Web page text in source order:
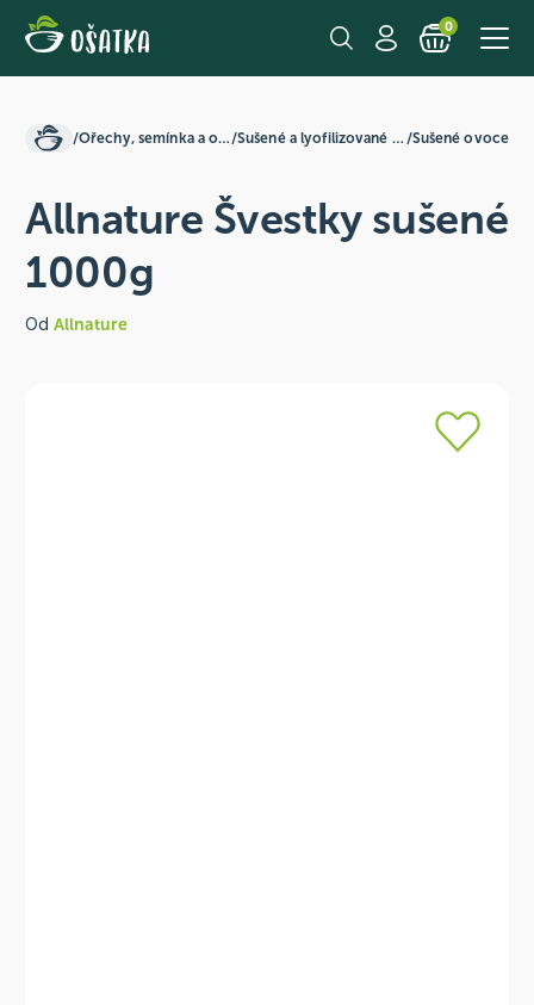
0
/ Ořechy, semínka a ovoce / Sušené a lyofilizované plody /Sušené ovoce
Allnature Švestky sušené
1000g
Od Allnature